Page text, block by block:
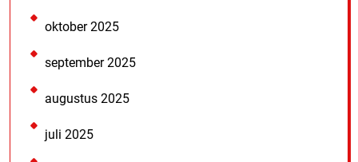
oktober 2025
september 2025
augustus 2025
juli 2025